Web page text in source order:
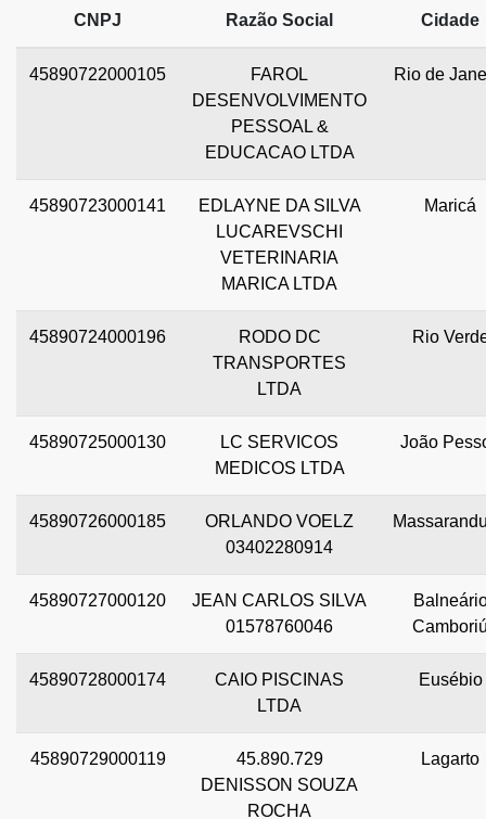
CNPJ Razão Social Cidade
45890722000105
FAROL
DESENVOLVIMENTO
PESSOAL &
EDUCACAO LTDA
Rio de
45890723000141
EDLAYNE DA SILVA
LUCAREVSCHI
VETERINARIA
MARICA LTDA
Maricá
45890724000196
RODO DC
TRANSPORTES
LTDA
Rio
45890725000130
LC SERVICOS
MEDICOS LTDA
João
45890726000185
ORLANDO VOELZ
03402280914
45890727000120
JEAN CARLOS SILVA
01578760046
45890728000174
CAIO PISCINAS
LTDA
Eusébio
45890729000119
45.890.729
DENISSON SOUZA
ROCHA
Lagarto